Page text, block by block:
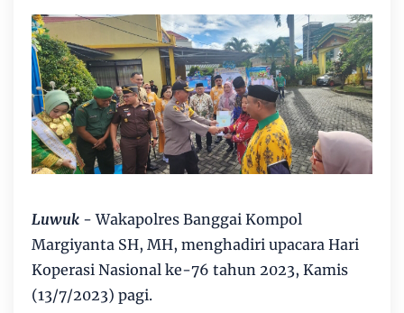
Luwuk - Wakapolres Banggai Kompol
Margiyanta SH, MH, menghadiri upacara Hari
Koperasi Nasional ke-76 tahun 2023, Kamis
(13/7/2023) pagi.